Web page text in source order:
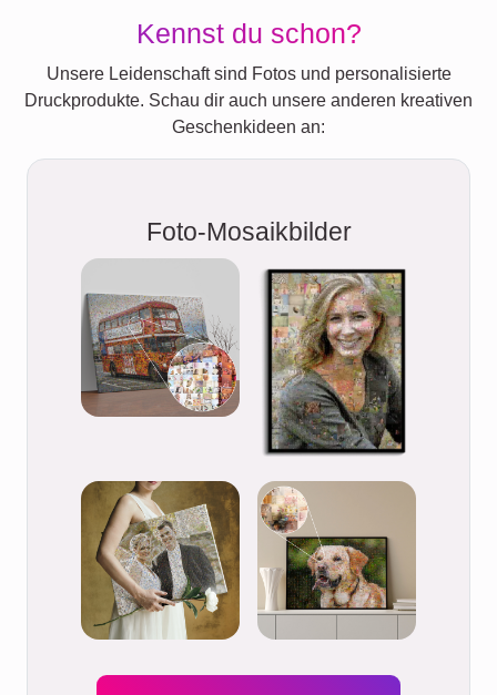
Kennst du schon?
Unsere Leidenschaft sind Fotos und personalisierte
Druckprodukte. Schau dir auch unsere anderen kreativen
Geschenkideen an:
Foto-Mosaikbilder